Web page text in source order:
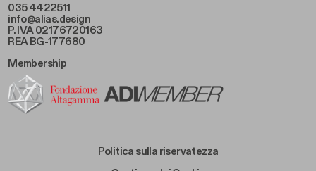
035 4422511
info@alias.design
P. IVA 02176720163
REA BG-177680
Membership
Footer Bottom Left
Politica sulla riservatezza